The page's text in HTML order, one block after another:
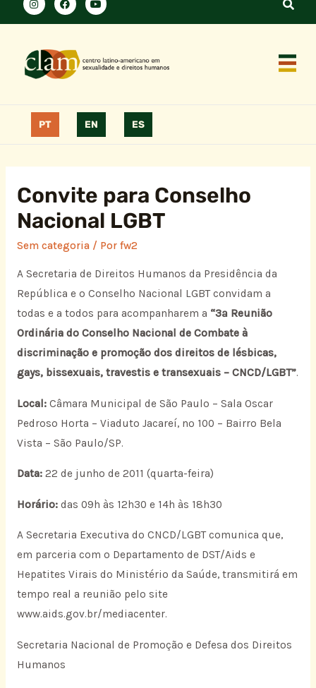
PT EN ES
Convite para Conselho
Nacional LGBT
Sem categoria/ Por fw2
A Secretaria de Direitos Humanos da Presidência da
República e o Conselho Nacional LGBT convidam a
todas e a todos para acompanharem a “3ª Reunião
Ordinária do Conselho Nacional de Combate à
discriminação e promoção dos direitos de lésbicas,
gays, bissexuais, travestis e transexuais – CNCD/LGBT”.
Local:Câmara Municipal de São Paulo – Sala Oscar
Pedroso Horta – Viaduto Jacareí, nº 100 – Bairro Bela
Vista – São Paulo/SP.
Data:22 de junho de 2011 (quarta-feira)
Horário:das 09h às 12h30 e 14h às 18h30
A Secretaria Executiva do CNCD/LGBT comunica que,
em parceria com o Departamento de DST/Aids e
Hepatites Virais do Ministério da Saúde, transmitirá em
tempo real a reunião pelo site
www.aids.gov.br/mediacenter.
Secretaria Nacional de Promoção e Defesa dos Direitos
Humanos